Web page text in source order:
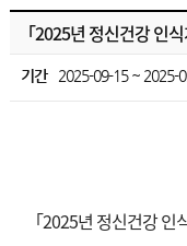
「2025년 정신건강 인
기간 2025-09-15 ~ 2025-
「2025년 정신건강 인